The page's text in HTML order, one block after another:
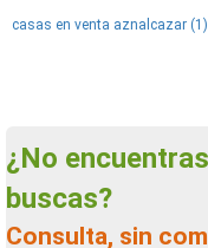
casas en venta aznalcazar (1)
¿No encuentras la casa en venta que
buscas?
Consulta, sin compromiso, a un agente